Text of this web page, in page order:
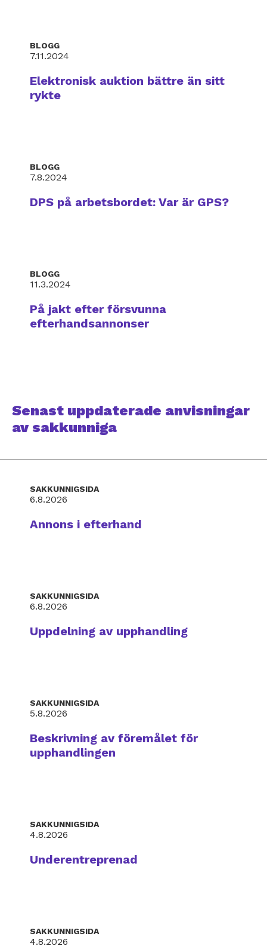
BLOGG
7.11.2024
Elektronisk auktion bättre än sitt
rykte
BLOGG
7.8.2024
DPS på arbetsbordet: Var är GPS?
BLOGG
11.3.2024
På jakt efter försvunna
efterhandsannonser
Senast uppdaterade anvisningar
av sakkunniga
SAKKUNNIGSIDA
6.8.2026
Annons i efterhand
SAKKUNNIGSIDA
6.8.2026
Uppdelning av upphandling
SAKKUNNIGSIDA
5.8.2026
Beskrivning av föremålet för
upphandlingen
SAKKUNNIGSIDA
4.8.2026
Underentreprenad
SAKKUNNIGSIDA
4.8.2026